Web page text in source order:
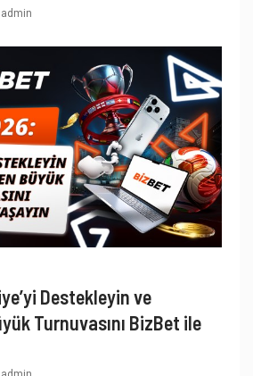
admin
Destekleyin ve
Turnuvasını BizBet ile